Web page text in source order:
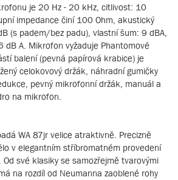
je 20 Hz - 20 kHz, citlivost: 10
impedance činí 100 Ohm, akustický
(s padem/bez padu), vlastní šum: 9 dBA,
dB A. Mikrofon vyžaduje Phantomové
balení (pevná papírová krabice) je
celokovový držák, náhradní gumičky
pevný mikrofonní držák, manuál a
na mikrofon.
WA 87jr velice atraktivně. Precizně
v elegantním stříbromatném provedení
své klasiky se samozřejmě tvarovými
na rozdíl od Neumanna zaoblené rohy